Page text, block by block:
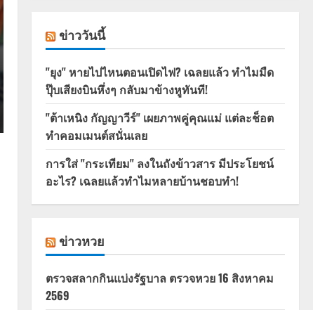
ข่าววันนี้
"ยุง" หายไปไหนตอนเปิดไฟ? เฉลยแล้ว ทำไมมืด
ปุ๊บเสียงบินหึ่งๆ กลับมาข้างหูทันที!
"ต้าเหนิง กัญญาวีร์" เผยภาพคู่คุณแม่ แต่ละช็อต
ทำคอมเมนต์สนั่นเลย
การใส่ "กระเทียม" ลงในถังข้าวสาร มีประโยชน์
อะไร? เฉลยแล้วทำไมหลายบ้านชอบทำ!
ข่าวหวย
ตรวจสลากกินแบ่งรัฐบาล ตรวจหวย 16 สิงหาคม
2569